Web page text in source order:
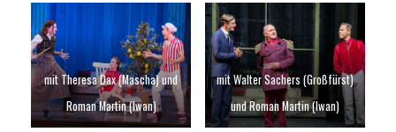
mit Theresa Dax (Mascha) und
Roman Martin (Iwan)
mit Walter Sachers (Großfürst)
und Roman Martin (Iwan)